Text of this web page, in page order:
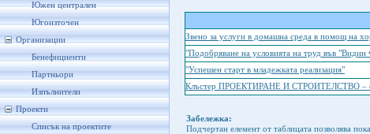
Южен централен
Югоизточен
Организации
Бенефициенти
Партньори
Изпълнители
Проекти
Списък на проектите
Звено за услуги в домашна среда в помощ на
"Подобряване на условията на труд във
"Успешен старт в младежката реализация"
Клъстер ПРОЕКТИРАНЕ И СТРОИТЕЛСТВО –
Забележка:
Подчертан елемент от таблицата позволява